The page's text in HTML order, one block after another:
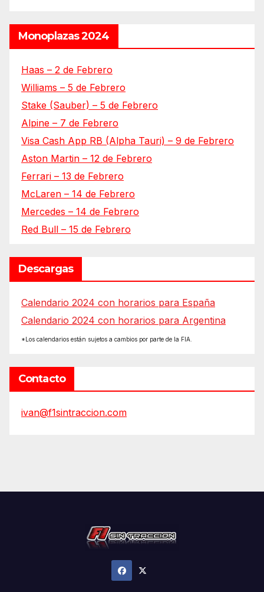
Monoplazas 2024
Haas – 2 de Febrero
Williams – 5 de Febrero
Stake (Sauber) – 5 de Febrero
Alpine – 7 de Febrero
Visa Cash App RB (Alpha Tauri) – 9 de Febrero
Aston Martin – 12 de Febrero
Ferrari – 13 de Febrero
McLaren – 14 de Febrero
Mercedes – 14 de Febrero
Red Bull – 15 de Febrero
Descargas
Calendario 2024 con horarios para España
Calendario 2024 con horarios para Argentina
*Los calendarios están sujetos a cambios por parte de la FIA.
Contacto
ivan@f1sintraccion.com